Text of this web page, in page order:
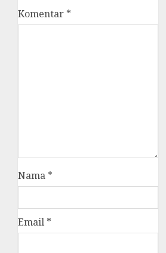
Komentar *
Nama *
Email *